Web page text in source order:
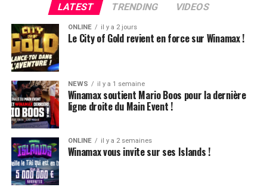
Hugues Mazerolle, vainqueur du Main Event
La victoire de Chotec clôture donc ce festival qui aura,
LATEST TRENDING VIDEOS
ONLINE il y a 2 jours
Le City of Gold revient en force sur Winamax !
NEWS il y a 1 semaine
Winamax soutient Mario Boos pour la dernière
ligne droite du Main Event !
ONLINE il y a 2 semaines
Winamax vous invite sur ses Islands !